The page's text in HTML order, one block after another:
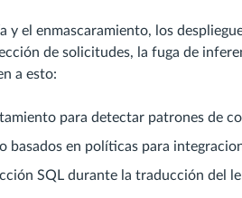
y el enmascaramiento, los
de solicitudes, la fuga de
a esto:
para detectar patrones de
basados en políticas para
SQL durante la traducción del